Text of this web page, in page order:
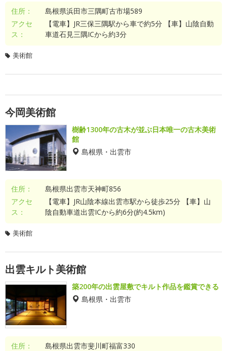
住所：
島根県浜田市三隅町古市場589
アクセ
ス：
【電車】JR三保三隅駅から車で約5分 【車】山陰自動
車道石見三隅ICから約3分
美術館
今岡美術館
樹齢1300年の古木が並ぶ日本唯一の古木美術
館
島根県・出雲市
住所：
島根県出雲市天神町856
アクセ
ス：
【電車】JR山陰本線出雲市駅から徒歩25分 【車】山
陰自動車道出雲ICから約6分(約4.5km)
美術館
出雲キルト美術館
築200年の出雲屋敷でキルト作品を鑑賞できる
島根県・出雲市
住所：
島根県出雲市斐川町福富330